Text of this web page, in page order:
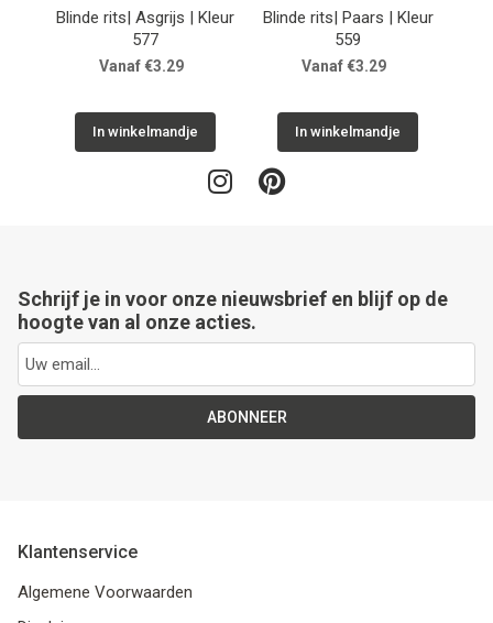
Blinde rits| Asgrijs | Kleur
577
Vanaf €3.29
In winkelmandje
Blinde rits| Paars | Kleur
559
Vanaf €3.29
In winkelmandje
Schrijf je in voor onze nieuwsbrief en blijf op de
hoogte van al onze acties.
ABONNEER
Klantenservice
Algemene Voorwaarden